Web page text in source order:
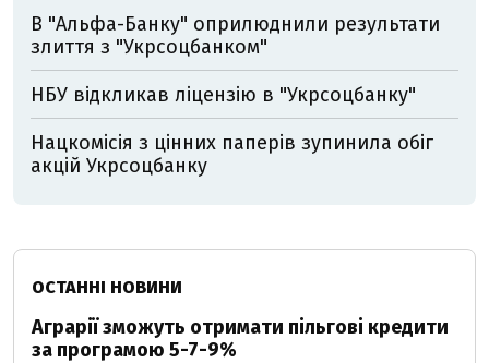
В "Альфа-Банку" оприлюднили результати
злиття з "Укрсоцбанком"
НБУ відкликав ліцензію в "Укрсоцбанку"
Нацкомісія з цінних паперів зупинила обіг
акцій Укрсоцбанку
ОСТАННІ НОВИНИ
Аграрії зможуть отримати пільгові кредити
за програмою 5-7-9%